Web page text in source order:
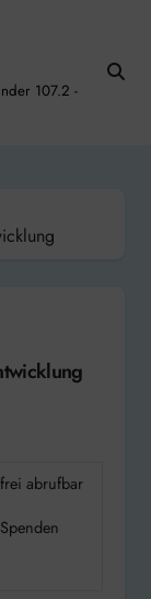
107.2 -
abrufbar